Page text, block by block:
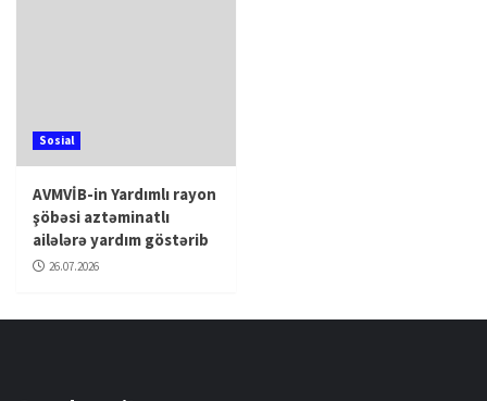
Sosial
AVMVİB-in Yardımlı rayon
şöbəsi aztəminatlı
ailələrə yardım göstərib
26.07.2026